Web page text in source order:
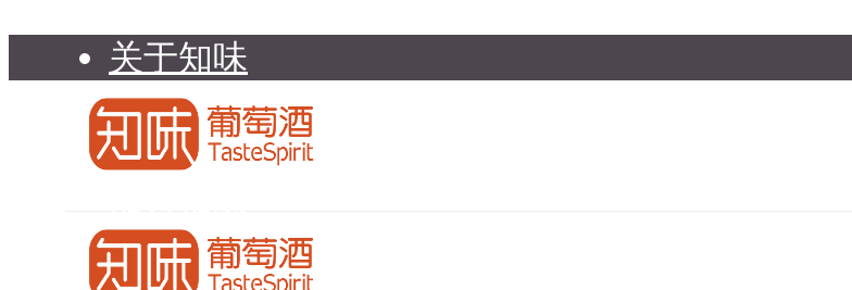
关于知味
知味介绍
知味专家顾问委员会
联系我们
知味荐酒